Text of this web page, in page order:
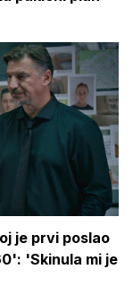
je prvi poslao
'Skinula mi je